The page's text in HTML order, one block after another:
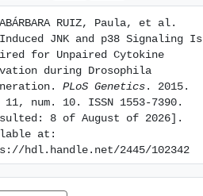
RUIZ, Paula, et al.
Induced JNK and p38 Signaling Is
for Unpaired Cytokine
during Drosophila
PLoS Genetics . 2015.
num. 10. ISSN 1553-7390.
8 of August of 2026].
at:
hdl.handle.net/2445/102342